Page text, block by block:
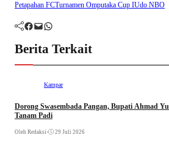
Petapahan FCTurnamen Omputaka Cup IUdo NBO
Facebook Mail WhatsApp
Berita Terkait
Kampar
Dorong Swasembada Pangan, Bupati Ahmad
Tanam Padi
Oleh Redaksi • 29 Juli 2026